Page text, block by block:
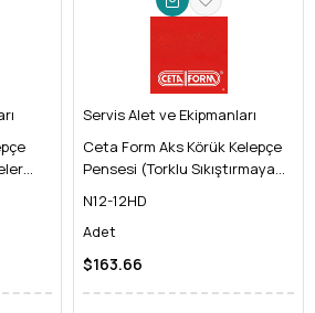
Servis Alet ve Ekipmanları
Ceta Form Aks Körük Kelepçe
Pensesi (Torklu Sıkıştırmaya
N12-12HD
Adet
$163.66